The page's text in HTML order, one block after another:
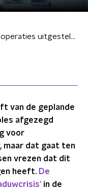
Door corona worden veel operaties uitgesteld en dat kan grote gevolgen hebben
van de geplande
afgezegd
voor
maar dat gaat ten
vrezen dat dit
heeft. De
in de